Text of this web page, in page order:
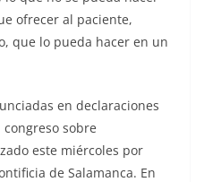
ofrecer al paciente,
que lo pueda hacer en un
en declaraciones
sobre
este miércoles por
de Salamanca. En